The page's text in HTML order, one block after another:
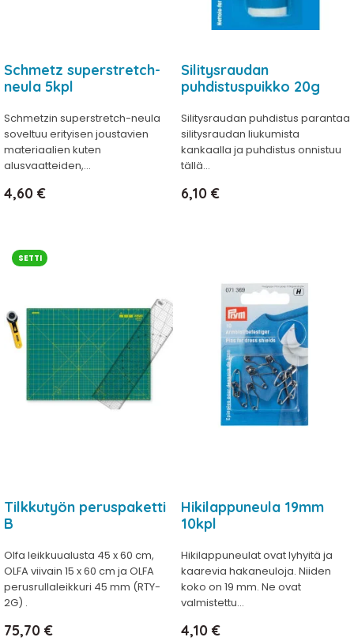
Schmetz superstretch-
neula 5kpl
Schmetzin superstretch-neula
soveltuu erityisen joustavien
materiaalien kuten
alusvaatteiden,...
Hinta
4,60 €
Silitysraudan
puhdistuspuikko 20g
Silitysraudan puhdistus parantaa
silitysraudan liukumista
kankaalla ja puhdistus onnistuu
tällä...
Hinta
6,10 €
SETTI
Tilkkutyön peruspaketti
B
Olfa leikkuualusta 45 x 60 cm,
OLFA viivain 15 x 60 cm ja OLFA
perusrullaleikkuri 45 mm (RTY-
2G) .
Hinta
75,70 €
Hikilappuneula 19mm
10kpl
Hikilappuneulat ovat lyhyitä ja
kaarevia hakaneuloja. Niiden
koko on 19 mm. Ne ovat
valmistettu...
Hinta
4,10 €